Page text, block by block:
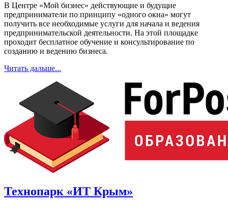
В Центре «Мой бизнес» действующие и будущие
предприниматели по принципу «одного окна» могут
получить все необходимые услуги для начала и ведения
предпринимательской деятельности. На этой площадке
проходит бесплатное обучение и консультирование по
созданию и ведению бизнеса.
Читать дальше...
Технопарк «ИТ Крым»